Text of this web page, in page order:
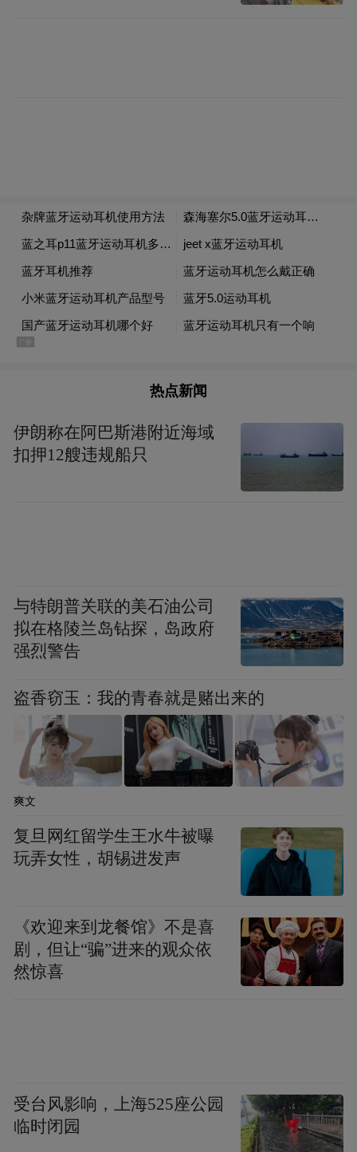
环保产业指数累计涨幅达80.12%，大幅超出
同期沪深300、深证100和上证综指等市场核
心指数的涨幅。特别是在市场核心指数均为
负收益的2013年，环保产业指数仍取得
31.73%的正收益，充分体现环保产业成长性
值得一提的是，作为一只涵盖了沪深两市中
优秀环保产业相关上市公司的行业指数，中
证环保产业指数具有极高的行业代表性。据
资料显示，截至三季度末，中证环保产业指
“随着中国经济持续快速发展，环境污染日益
严重。国家对环保的重视程度也越来越高，
出台了一系列促进环保产业发展的政策法
规。” 广发中证环保产业（001064）基金经
理刘杰指出，近几年来，国内生态环境政策
支持力度持续增加，分别针对土壤、空气、
水等制定监测治理政策、以及针对新能源、
危废处理、城市环卫等方面进行政策规范和
支持。而环境治理和生态恢复也终将是长期
和循序渐进的过程，这也决定了环保行业有
“在中国经济进入转型期间，相比其他行业而
言，环保行业增长空间可以看到千亿元级，
热点新闻
伊朗称在阿巴斯港附近海域
扣押12艘违规船只
与特朗普关联的美石油公司
拟在格陵兰岛钻探，岛政府
强烈警告
盗香窃玉：我的青春就是赌出来的
爽文
复旦网红留学生王水牛被曝
玩弄女性，胡锡进发声
《欢迎来到龙餐馆》不是喜
剧，但让“骗”进来的观众依
然惊喜
受台风影响，上海525座公园
临时闭园